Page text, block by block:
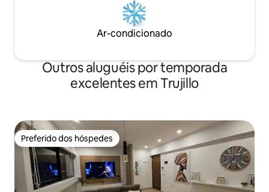
Ar-condicionado
Outros aluguéis por temporada
excelentes em Trujillo
Preferido dos hóspedes
Preferido dos hóspedes